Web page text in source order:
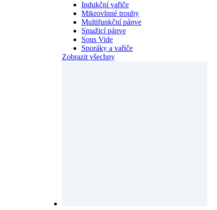
Indukční vařiče
Mikrovlnné trouby
Multifunkční pánve
Smažicí pánve
Sous Vide
Sporáky a vařiče
Zobrazit všechny